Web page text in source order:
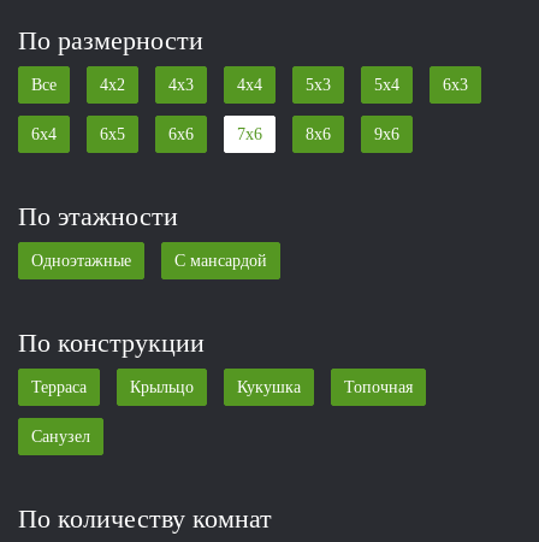
По размерности
Все 4x2 4x3 4x4 5x3 5x4 6x3
6x4 6x5 6x6 7x6 8x6 9x6
По этажности
Одноэтажные С мансардой
По конструкции
Терраса Крыльцо Кукушка Топочная
Санузел
По количеству комнат